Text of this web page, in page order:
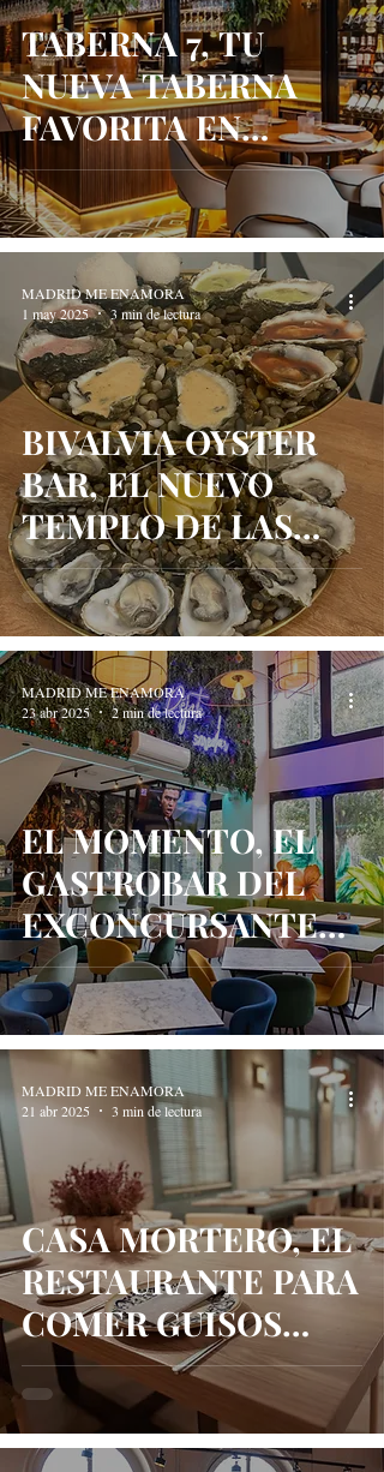
TABERNA 7, TU
NUEVA TABERNA
FAVORITA EN
ALCALÁ DE
HENARES
BIVALVIA OYSTER
BAR, EL NUEVO
TEMPLO DE LAS
OSTRAS EN MADRID
MADRID ME ENAMORA
1 may 2025
3 min de lectura
EL MOMENTO, EL
GASTROBAR DEL
EXCONCURSANTE
DE MASTERCHEF
IVAN CHALABI
MADRID ME ENAMORA
23 abr 2025
2 min de lectura
CASA MORTERO, EL
RESTAURANTE PARA
COMER GUISOS
COMO LOS DE
ABUELA EN PLENO
CENTRO
MADRID ME ENAMORA
21 abr 2025
3 min de lectura